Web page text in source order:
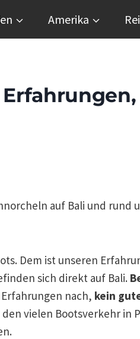
Amerika
auf Bali und rund
Dem ist unseren
sich direkt auf Bali.
nach, kein
vielen Bootsverkehr in